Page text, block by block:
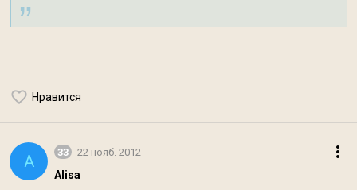
Нравится
A 33 22 нояб. 2012
Alisa